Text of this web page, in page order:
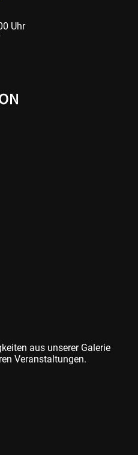
Uhr
aus unserer Galerie
Veranstaltungen.